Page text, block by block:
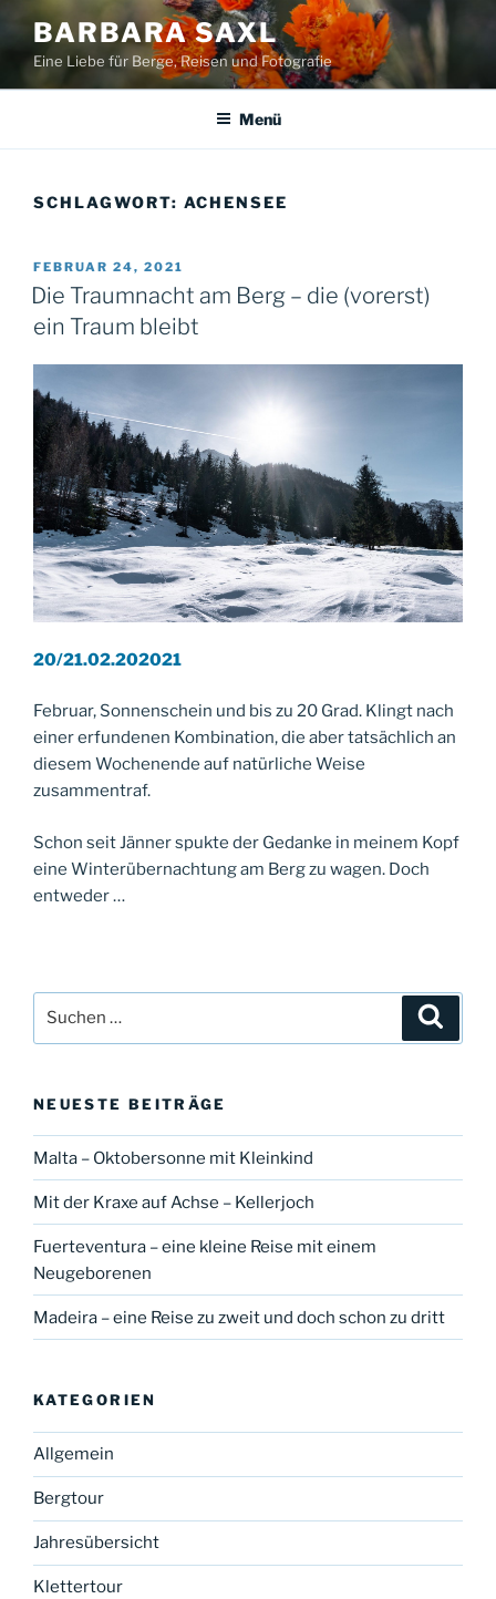
Inhalt
springen
BARBARA SAXL
Eine Liebe für Berge, Reisen und Fotografie
Menü
SCHLAGWORT: ACHENSEE
VERÖFFENTLICHT
AM
FEBRUAR 24, 2021
Die Traumnacht am Berg – die (vorerst)
ein Traum bleibt
20/21.02.202021
Februar, Sonnenschein und bis zu 20 Grad. Klingt nach
einer erfundenen Kombination, die aber tatsächlich an
diesem Wochenende auf natürliche Weise
zusammentraf.
Schon seit Jänner spukte der Gedanke in meinem Kopf
eine Winterübernachtung am Berg zu wagen. Doch
entweder …
nach:
NEUESTE BEITRÄGE
Malta – Oktobersonne mit Kleinkind
Mit der Kraxe auf Achse – Kellerjoch
Fuerteventura – eine kleine Reise mit einem
Neugeborenen
Madeira – eine Reise zu zweit und doch schon zu dritt
KATEGORIEN
Allgemein
Bergtour
Jahresübersicht
Klettertour